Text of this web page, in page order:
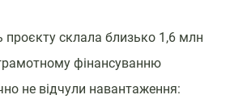
проєкту склала близько 1,6 млн
фінансуванню
не відчули навантаження: